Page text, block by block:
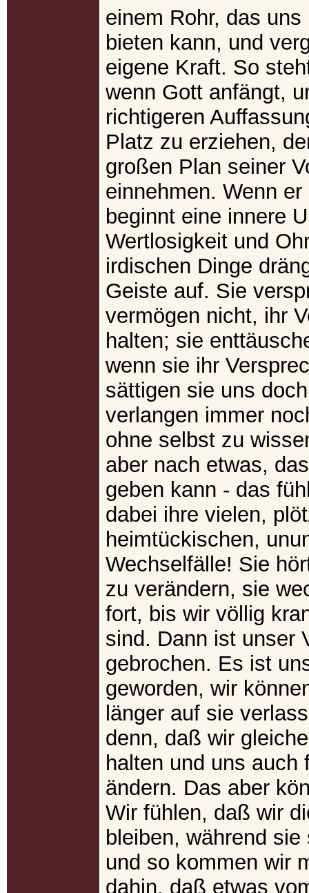
einem Rohr, das
bieten kann, und
eigene Kraft. So
wenn Gott anfängt,
richtigeren
Platz zu erziehen,
großen Plan seiner
einnehmen. Wenn
beginnt eine innere
Wertlosigkeit und
irdischen Dinge
Geiste auf. Sie
vermögen nicht, ihr
halten; sie
wenn sie ihr
sättigen sie uns
verlangen immer
ohne selbst zu
aber nach etwas,
geben kann - das
dabei ihre vielen,
heimtückischen,
Wechselfälle! Sie
zu verändern, sie
fort, bis wir völlig
sind. Dann ist unser
gebrochen. Es ist
geworden, wir
länger auf sie
denn, daß wir
halten und uns auch
ändern. Das aber
Wir fühlen, daß wir
bleiben, während
und so kommen wir
dahin, daß etwas